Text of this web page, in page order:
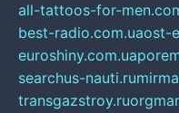
all-tattoos-for-
best-radio.com.uaost-
euroshiny.com.ua
searchus-nauti.ru
transgazstroy.ru